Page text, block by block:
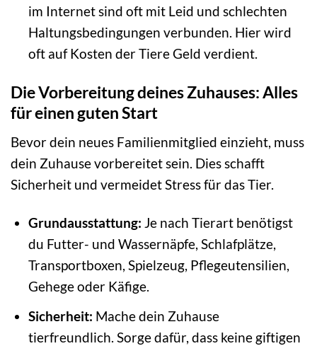
im Internet sind oft mit Leid und schlechten
Haltungsbedingungen verbunden. Hier wird
oft auf Kosten der Tiere Geld verdient.
Die Vorbereitung deines Zuhauses: Alles
für einen guten Start
Bevor dein neues Familienmitglied einzieht, muss
dein Zuhause vorbereitet sein. Dies schafft
Sicherheit und vermeidet Stress für das Tier.
Grundausstattung: Je nach Tierart benötigst
du Futter- und Wassernäpfe, Schlafplätze,
Transportboxen, Spielzeug, Pflegeutensilien,
Gehege oder Käfige.
Sicherheit: Mache dein Zuhause
tierfreundlich. Sorge dafür, dass keine giftigen